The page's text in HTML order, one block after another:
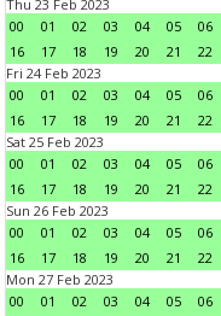
Thu 23 Feb 2023
00
01 02 03 04 05 06
16
17 18 19 20 21 22
Fri 24 Feb 2023
00
01 02 03 04 05 06
16
17 18 19 20 21 22
Sat 25 Feb 2023
00
01 02 03 04 05 06
16
17 18 19 20 21 22
Sun 26 Feb 2023
00
01 02 03 04 05 06
16
17 18 19 20 21 22
Mon 27 Feb 2023
00
01 02 03 04 05 06